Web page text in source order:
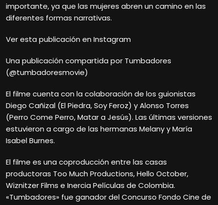
importante, ya que las mujeres abren un camino en las
diferentes formas narrativas.
Ver esta publicación en Instagram
Una publicación compartida por Tumbadores
(@tumbadoresmovie)
El filme cuenta con la colaboración de los guionistas
Diego Cañizal (El Piedra, Soy Feroz) y Alonso Torres
(Perro Come Perro, Matar a Jesús). Las últimas versiones
estuvieron a cargo de las hermanas Melany y María
Isabel Burnes.
El filme es una coproducción entre las casas
productoras Too Much Productions, Hello October,
Wiznitzer Films e Inercia Películas de Colombia.
«Tumbadores» fue ganador del Concurso Fondo Cine de